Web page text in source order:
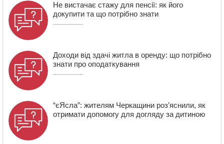
Не вистачає стажу для пенсії: як його
докупити та що потрібно знати
Доходи від здачі житла в оренду: що потрібно
знати про оподаткування
“єЯсла”: жителям Черкащини роз’яснили, як
отримати допомогу для догляду за дитиною